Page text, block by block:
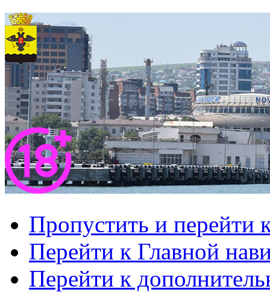
Пропустить и перейти
Перейти к Главной
Перейти к